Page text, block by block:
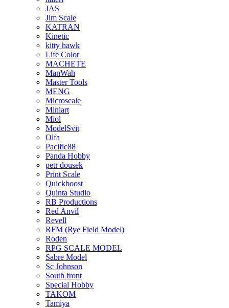
JAS
Jim Scale
KATRAN
Kinetic
kitty hawk
Life Color
MACHETE
ManWah
Master Tools
MENG
Microscale
Miniart
Miol
ModelSvit
Olfa
Pacific88
Panda Hobby
petr dousek
Print Scale
Quickboost
Quinta Studio
RB Productions
Red Anvil
Revell
RFM (Rye Field Model)
Roden
RPG SCALE MODEL
Sabre Model
Sc Johnson
South front
Special Hobby
TAKOM
Tamiya